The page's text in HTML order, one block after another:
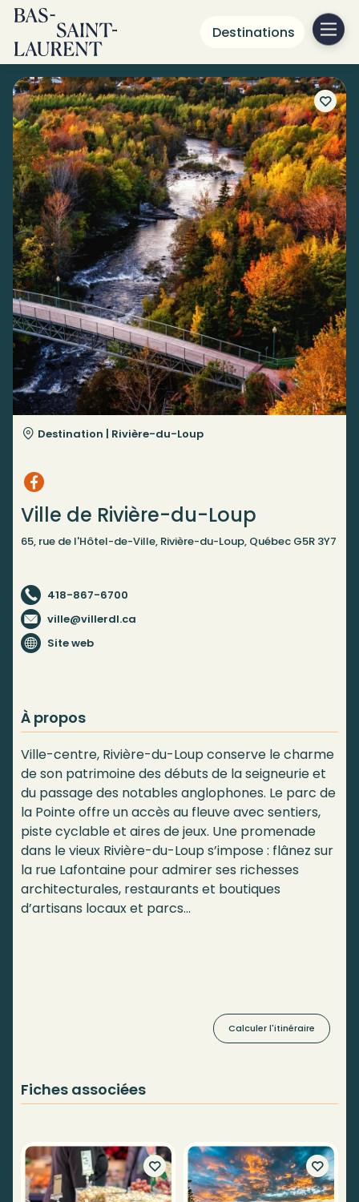
Destinations
Destination | Rivière-du-Loup
Ville de Rivière-du-Loup
65, rue de l'Hôtel-de-Ville, Rivière-du-Loup, Québec G5R 3Y7
418-867-6700
ville@villerdl.ca
Site web
À propos
Ville-centre, Rivière-du-Loup conserve le charme
de son patrimoine des débuts de la seigneurie et
du passage des notables anglophones. Le parc de
la Pointe offre un accès au fleuve avec sentiers,
piste cyclable et aires de jeux. Une promenade
dans le vieux Rivière-du-Loup s’impose : flânez sur
la rue Lafontaine pour admirer ses richesses
architecturales, restaurants et boutiques
d’artisans locaux et parcs…
Calculer l'itinéraire
Fiches associées